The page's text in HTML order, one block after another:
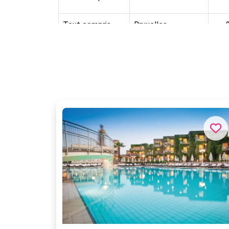
Tout compris Bruxelles
Tout compris Bruxelles
Tout compris Bruxelles
Tout compris Bruxelles
Tout compris Bruxelles
Tout compris Bruxelles